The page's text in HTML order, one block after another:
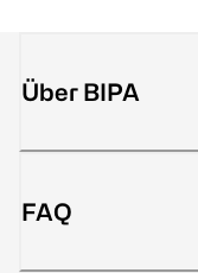
Über BIPA
FAQ